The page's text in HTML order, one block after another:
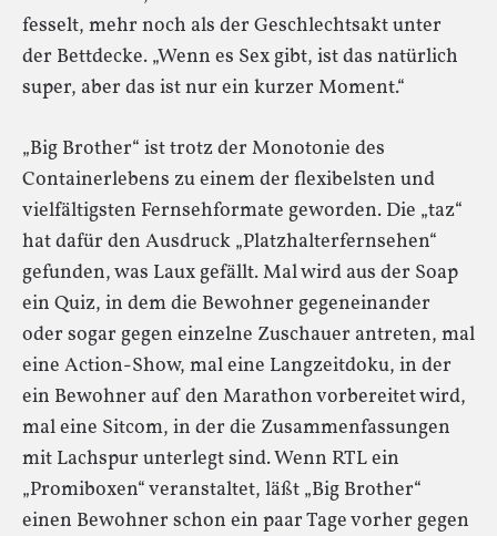
fesselt, mehr noch als der Geschlechtsakt unter
der Bettdecke. „Wenn es Sex gibt, ist das natürlich
super, aber das ist nur ein kurzer Moment.“
„Big Brother“ ist trotz der Monotonie des
Containerlebens zu einem der flexibelsten und
vielfältigsten Fernsehformate geworden. Die „taz“
hat dafür den Ausdruck „Platzhalterfernsehen“
gefunden, was Laux gefällt. Mal wird aus der Soap
ein Quiz, in dem die Bewohner gegeneinander
oder sogar gegen einzelne Zuschauer antreten, mal
eine Action-Show, mal eine Langzeitdoku, in der
ein Bewohner auf den Marathon vorbereitet wird,
mal eine Sitcom, in der die Zusammenfassungen
mit Lachspur unterlegt sind. Wenn RTL ein
„Promiboxen“ veranstaltet, läßt „Big Brother“
einen Bewohner schon ein paar Tage vorher gegen